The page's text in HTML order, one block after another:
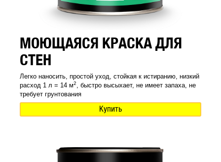
МОЮЩАЯСЯ КРАСКА ДЛЯ
СТЕН
Легко наносить, простой уход, стойкая к истиранию, низкий
расход 1 л = 14 м2
, быстро высыхает, не имеет запаха, не
требует грунтования
Купить